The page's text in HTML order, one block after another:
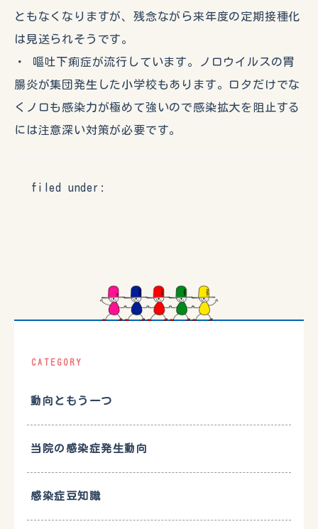
ともなくなりますが、残念ながら来年度の定期接種化
は見送られそうです。
・ 嘔吐下痢症が流行しています。ノロウイルスの胃
腸炎が集団発生した小学校もあります。ロタだけでな
くノロも感染力が極めて強いので感染拡大を阻止する
には注意深い対策が必要です。
filed under:
CATEGORY
動向ともう一つ
当院の感染症発生動向
感染症豆知識